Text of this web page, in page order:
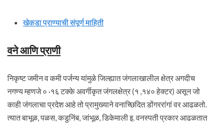
खेकडा प्राण्याची संपूर्ण माहिती
वने आणि प्राणी
निकृष्ट जमीन व कमी पर्जन्य यांमुळे जिल्ह्यात जंगलाखालील क्षेत्र अगदीच
नगण्य म्हणजे ० ·१६ टक्के अवर्गीकृत जंगलक्षेत्र (१ ,१४० हेक्टर) असून जो
काही जंगलाचा प्रदेश आहे तो प्रामुख्याने वनाच्छिदित डोंगररांगां वर आढळतो.
त्यात बाभूळ, पळस, कडुनिंब, जांभूळ, डिकेमाली इ. वनस्पती प्रकार आढळतात